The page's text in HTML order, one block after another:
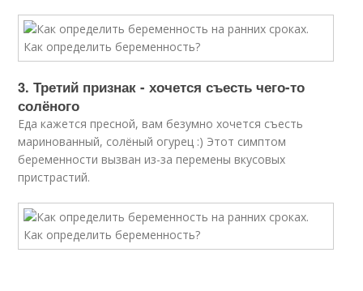
3. Третий признак - хочется съесть чего-то
солёного
Еда кажется пресной, вам безумно хочется съесть
маринованный, солёный огурец :) Этот симптом
беременности вызван из-за перемены вкусовых
пристрастий.